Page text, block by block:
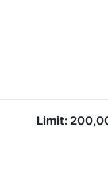
Limit: